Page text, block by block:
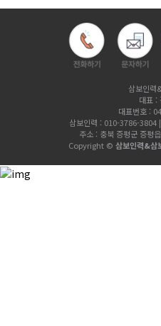
삼보인력
대표 :
대표번호 :
삼보인력 : 010-3786-3804
주소 : 충북 증평군 증평
Copyright © 삼보인력&삼